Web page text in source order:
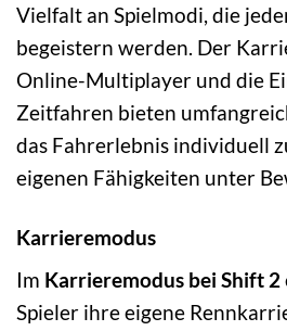
Vielfalt an Spielmodi, die
begeistern werden. Der
Online-Multiplayer und die
Zeitfahren bieten
das Fahrerlebnis individuell
eigenen Fähigkeiten unter
Karrieremodus
Im Karrieremodus bei Shift 2
Spieler ihre eigene